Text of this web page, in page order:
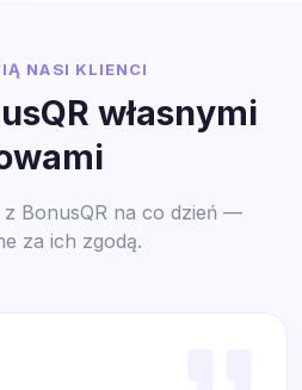
NASI KLIENCI
własnymi
BonusQR na co dzień —
za ich zgodą.